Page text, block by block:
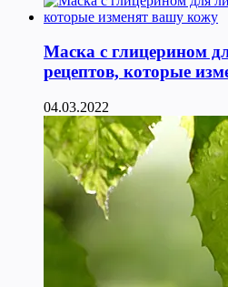
Маска с глицерином
рецептов, которые
04.03.2022